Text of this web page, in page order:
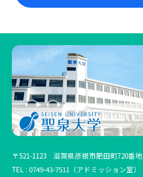
〒521-1123 滋賀県彦根市肥田町720番地
TEL : 0749-43-7511 （アドミッション室）